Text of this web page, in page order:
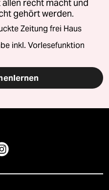
recht macht und
gehört werden.
Zeitung frei Haus
inkl. Vorlesefunktion